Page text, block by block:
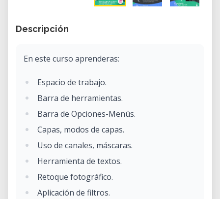
Descripción
En este curso aprenderas:
Espacio de trabajo.
Barra de herramientas.
Barra de Opciones-Menús.
Capas, modos de capas.
Uso de canales, máscaras.
Herramienta de textos.
Retoque fotográfico.
Aplicación de filtros.